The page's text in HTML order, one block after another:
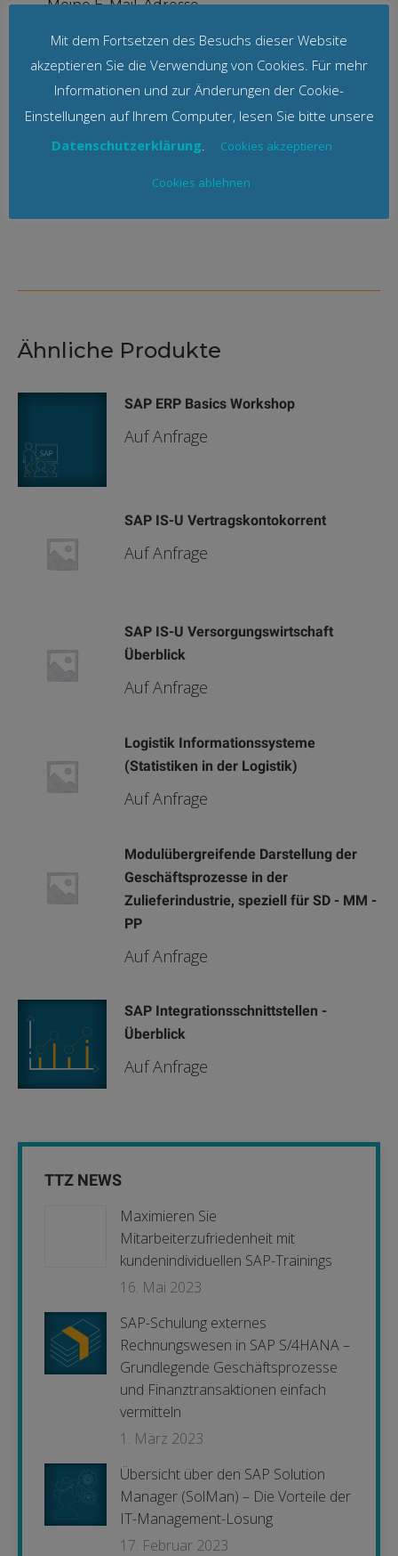
Meine E-Mail-Adresse
weitergegeben. Eine
Abmeldung ist
jederzeit möglich.
Wir senden keinen
unserer
Ähnliche Produkte
SAP ERP Basics Workshop
Auf Anfrage
SAP IS-U Vertragskontokorrent
Auf Anfrage
SAP IS-U Versorgungswirtschaft
Überblick
Auf Anfrage
Logistik Informationssysteme
(Statistiken in der Logistik)
Auf Anfrage
Modulübergreifende Darstellung der
Geschäftsprozesse in der
Zulieferindustrie, speziell für SD - MM -
PP
Auf Anfrage
SAP Integrationsschnittstellen -
Überblick
Auf Anfrage
TTZ NEWS
Maximieren Sie
Mitarbeiterzufriedenheit mit
kundenindividuellen SAP-Trainings
16. Mai 2023
SAP-Schulung externes
Rechnungswesen in SAP S/4HANA –
Grundlegende Geschäftsprozesse
und Finanztransaktionen einfach
vermitteln
1. März 2023
Übersicht über den SAP Solution
Manager (SolMan) – Die Vorteile der
IT-Management-Lösung
17. Februar 2023
Mit dem Fortsetzen des Besuchs dieser Website
akzeptieren Sie die Verwendung von Cookies. Für mehr
Informationen und zur Änderungen der Cookie-
Einstellungen auf Ihrem Computer, lesen Sie bitte unsere
Datenschutzerklärung
Cookies akzeptieren
Cookies ablehnen